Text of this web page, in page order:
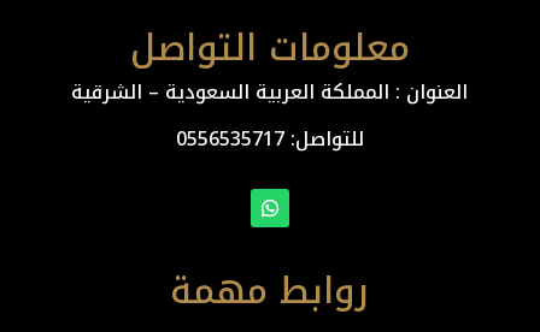
معلومات التواصل
العنوان : المملكة العربية السعودية – الشرقية
للتواصل: ⁦0556535717
روابط مهمة